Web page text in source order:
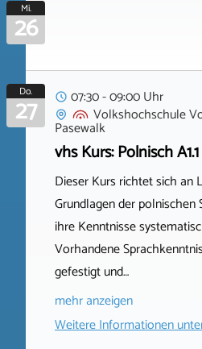
Mi.
26
Do.
27
07:30 - 09:00 Uhr
Volkshochschule
Pasewalk
vhs Kurs: Polnisch
Dieser Kurs richtet sich an
Grundlagen der
ihre Kenntnisse
Vorhandene
gefestigt und…
mehr anzeigen
Weitere Informationen